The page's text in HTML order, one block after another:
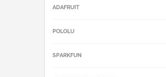
ADAFRUIT
POLOLU
SPARKFUN